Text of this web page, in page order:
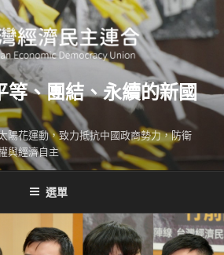
等、團結、永續的新國
陽花運動，致力抵抗中國政商勢力，防衛
與經濟自主
選單